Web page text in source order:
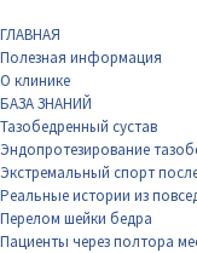
ГЛАВНАЯ
Полезная информация
О клинике
БАЗА ЗНАНИЙ
Тазобедренный сустав
Эндопротезирование
Экстремальный спорт
Реальные истории из
Перелом шейки бедра
Пациенты через полтора